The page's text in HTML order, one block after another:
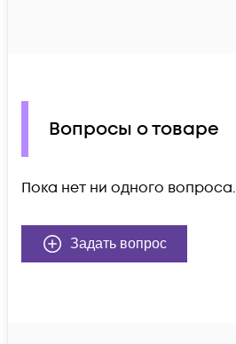
Вопросы о товаре
Пока нет ни одного вопроса.
Задать вопрос